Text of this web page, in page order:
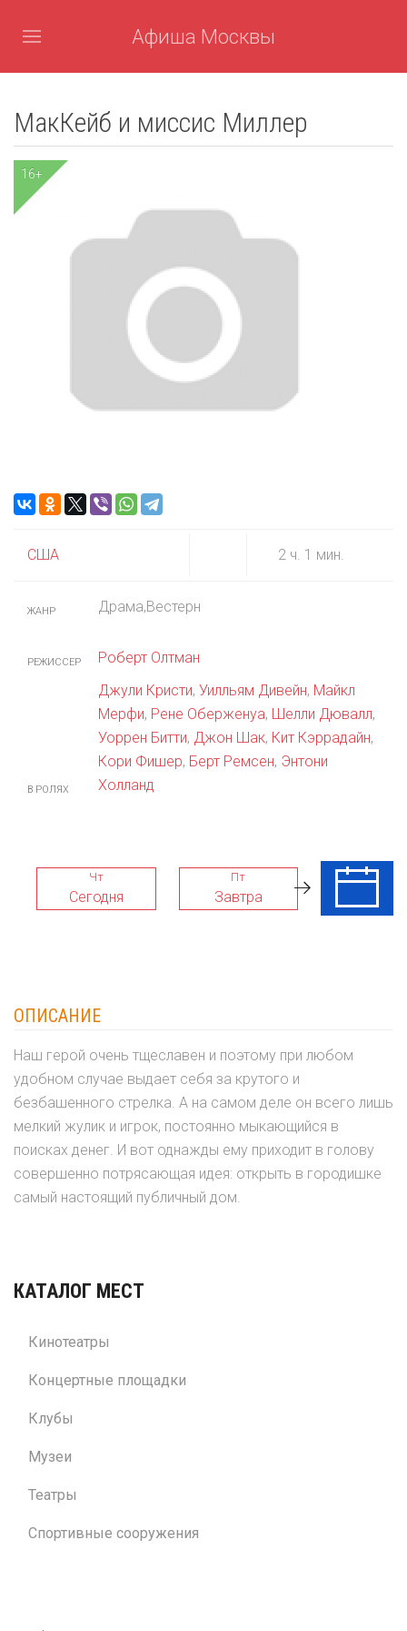
Афиша Москвы
МакКейб и миссис Миллер
16+
США 2 ч. 1 мин.
ЖАНР Драма,Вестерн
РЕЖИССЕР Роберт Олтман
В РОЛЯХ
Джули Кристи, Уилльям Дивейн, Майкл
Мерфи, Рене Оберженуа, Шелли Дювалл,
Уоррен Битти, Джон Шак, Кит Кэррадайн,
Кори Фишер, Берт Ремсен, Энтони
Холланд
Чт
Сегодня
Пт
Завтра
Сб
ОПИСАНИЕ
Наш герой очень тщеславен и поэтому при любом
удобном случае выдает себя за крутого и
безбашенного стрелка. А на самом деле он всего лишь
мелкий жулик и игрок, постоянно мыкающийся в
поисках денег. И вот однажды ему приходит в голову
совершенно потрясающая идея: открыть в городишке
самый настоящий публичный дом.
КАТАЛОГ МЕСТ
Кинотеатры
Концертные площадки
Клубы
Музеи
Театры
Спортивные сооружения